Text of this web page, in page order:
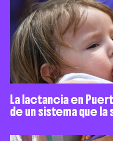
La lactancia en
de un sistema que